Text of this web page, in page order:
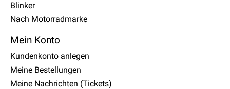
Blinker
Nach Motorradmarke
Mein Konto
Kundenkonto anlegen
Meine Bestellungen
Meine Nachrichten (Tickets)